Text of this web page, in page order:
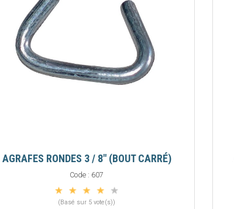
AGRAFES RONDES 3 / 8" (BOUT CARRÉ)
Code : 607
(Basé sur 5 vote(s))